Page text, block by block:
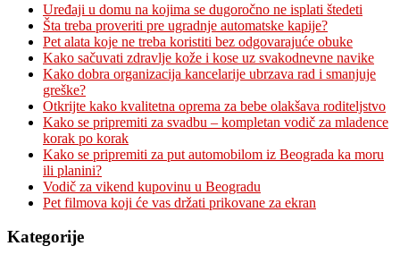
Uređaji u domu na kojima se dugoročno ne isplati štedeti
Šta treba proveriti pre ugradnje automatske kapije?
Pet alata koje ne treba koristiti bez odgovarajuće obuke
Kako sačuvati zdravlje kože i kose uz svakodnevne navike
Kako dobra organizacija kancelarije ubrzava rad i smanjuje
greške?
Otkrijte kako kvalitetna oprema za bebe olakšava roditeljstvo
Kako se pripremiti za svadbu – kompletan vodič za mladence
korak po korak
Kako se pripremiti za put automobilom iz Beograda ka moru
ili planini?
Vodič za vikend kupovinu u Beogradu
Pet filmova koji će vas držati prikovane za ekran
Kategorije